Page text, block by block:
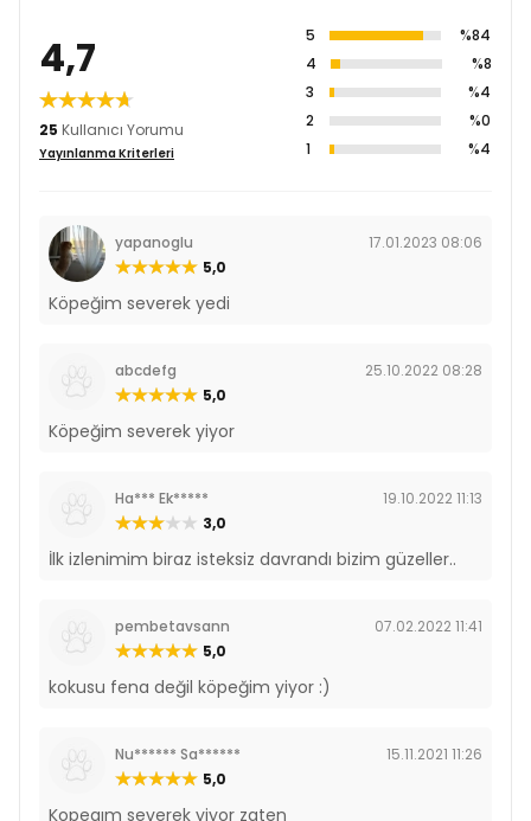
4,7
25 Kullanıcı Yorumu
Yayınlanma Kriterleri
5
%84
4
%8
3
%4
2
%0
1
%4
yapanoglu
17.01.2023 08:06
5,0
Köpeğim severek yedi
abcdefg
25.10.2022 08:28
5,0
Köpeğim severek yiyor
Ha*** Ek*****
19.10.2022 11:13
3,0
İlk izlenimim biraz isteksiz davrandı bizim güzeller..
pembetavsann
07.02.2022 11:41
5,0
kokusu fena değil köpeğim yiyor :)
Nu****** Sa******
15.11.2021 11:26
5,0
Kopegım severek yiyor zaten